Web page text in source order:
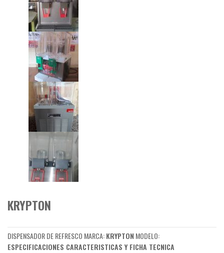
KRYPTON
DISPENSADOR DE REFRESCO MARCA:KRYPTON MODELO:
ESPECIFICACIONES CARACTERISTICAS Y FICHA TECNICA